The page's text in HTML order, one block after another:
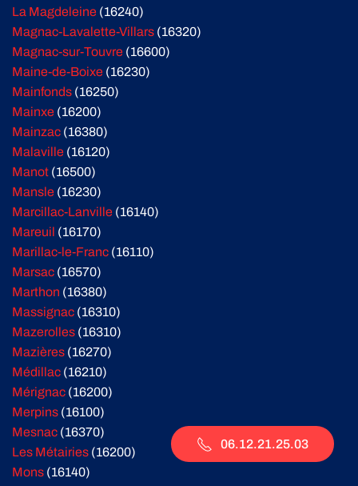
La Magdeleine (16240)
Magnac-Lavalette-Villars (16320)
Magnac-sur-Touvre (16600)
Maine-de-Boixe (16230)
Mainfonds (16250)
Mainxe (16200)
Mainzac (16380)
Malaville (16120)
Manot (16500)
Mansle (16230)
Marcillac-Lanville (16140)
Mareuil (16170)
Marillac-le-Franc (16110)
Marsac (16570)
Marthon (16380)
Massignac (16310)
Mazerolles (16310)
Mazières (16270)
Médillac (16210)
Mérignac (16200)
Merpins (16100)
Mesnac (16370)
Les Métairies (16200)
Mons (16140)
06.12.21.25.03